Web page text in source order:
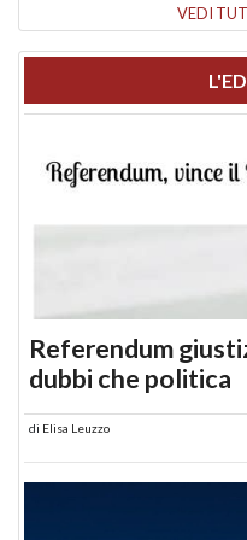
VEDI
Referendum
dubbi che politica
di Elisa Leuzzo